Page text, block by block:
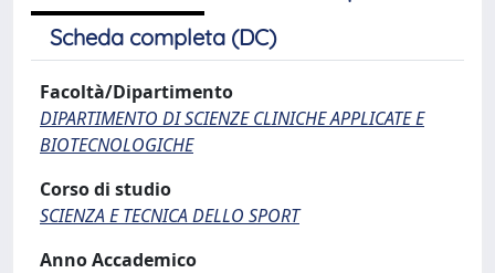
Scheda completa (DC)
Facoltà/Dipartimento
DIPARTIMENTO DI SCIENZE CLINICHE APPLICATE E
BIOTECNOLOGICHE
Corso di studio
SCIENZA E TECNICA DELLO SPORT
Anno Accademico